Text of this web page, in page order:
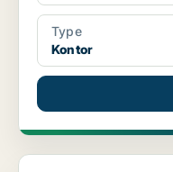
Type
Kontor
Klinik i Ishøj